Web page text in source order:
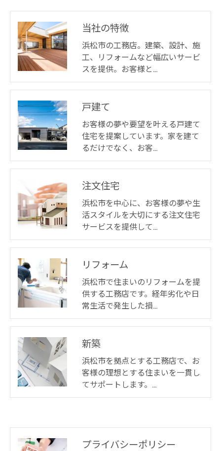
当社の特徴
浜松市の工務店。建築、設計、施
工、リフォームなど幅広いサービ
スを提供。お客様と…
戸建て
お客様の夢や要望を叶える戸建て
住宅を提案しています。家を建て
るだけでなく、お客…
注文住宅
浜松市を中心に、お客様の夢や生
活スタイルを大切にする注文住宅
サービスを提供して…
リフォーム
浜松市で住まいのリフォームを提
供する工務店です。経年劣化や日
常生活で発生した損…
新築
浜松市を拠点とする工務店で、お
客様の理想とする住まいを一貫し
てサポートします。…
プライバシーポリシー